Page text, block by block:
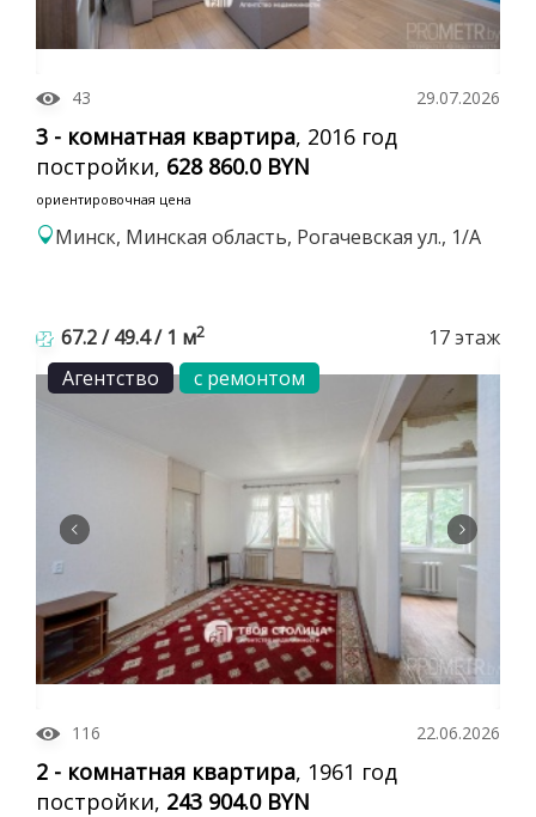
43 29.07.2026
3 - комнатная квартира, 2016 год
постройки, 628 860.0 BYN
ориентировочная цена
Минск, Минская область, Рогачевская ул., 1/А
67.2 / 49.4 / 1 м2
17 этаж
Агентство
с ремонтом
116 22.06.2026
2 - комнатная квартира, 1961 год
постройки, 243 904.0 BYN